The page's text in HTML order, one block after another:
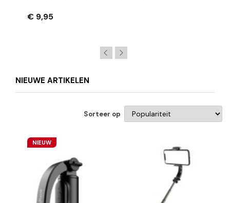
€ 9,95
NIEUWE ARTIKELEN
Sorteer op
NIEUW